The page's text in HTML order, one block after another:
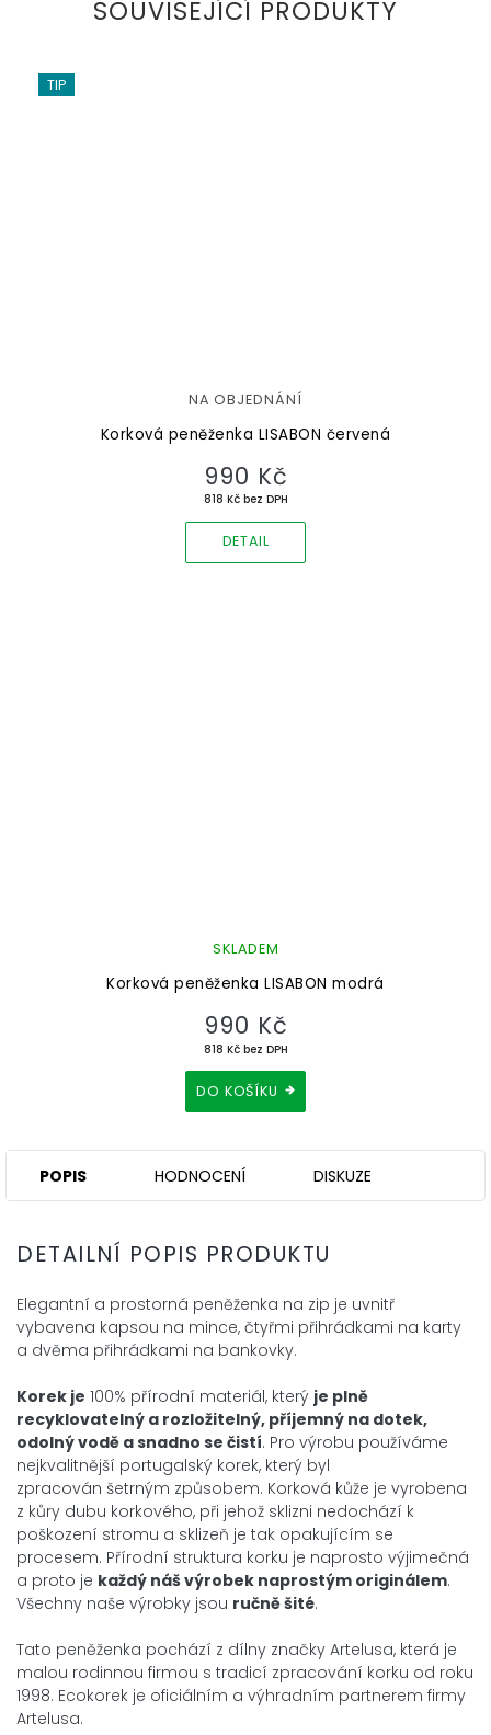
SOUVISEJÍCÍ PRODUKTY
TIP
Korková peněženka LISABON červená
NA OBJEDNÁNÍ
818 Kč bez DPH
990 Kč
DETAIL
Korková peněženka LISABON modrá
SKLADEM
818 Kč bez DPH
990 Kč
DO KOŠÍKU
POPIS HODNOCENÍ DISKUZE
DETAILNÍ POPIS PRODUKTU
Elegantní a prostorná peněženka na zip je uvnitř
vybavena kapsou na mince, čtyřmi přihrádkami na karty
a dvěma přihrádkami na bankovky.
Korek je 100% přírodní materiál, který je plně
recyklovatelný a rozložitelný, příjemný na dotek,
odolný vodě a snadno se čistí. Pro výrobu používáme
nejkvalitnější portugalský korek, který byl
zpracován šetrným způsobem. Korková kůže je vyrobena
z kůry dubu korkového, při jehož sklizni nedochází k
poškození stromu a sklizeň je tak opakujícím se
procesem. Přírodní struktura korku je naprosto výjimečná
a proto je každý náš výrobek naprostým originálem.
Všechny naše výrobky jsou ručně šité.
Tato peněženka pochází z dílny značky Artelusa, která je
malou rodinnou firmou s tradicí zpracování korku od roku
1998. Ecokorek je oficiálním a výhradním partnerem firmy
Artelusa.